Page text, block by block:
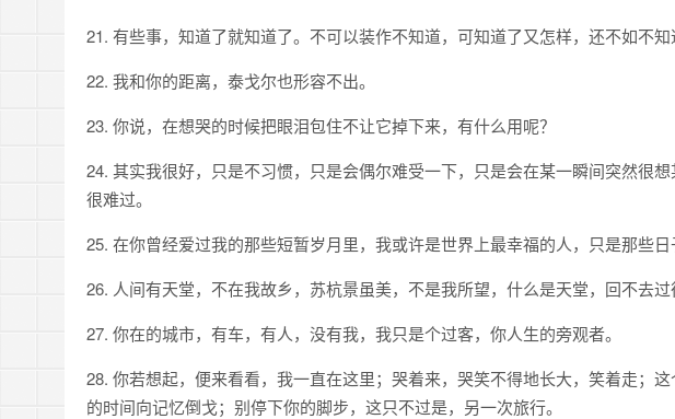
21. 有些事，知道了就知道了。不可以装作不知道，可知道了又怎样，还不如不知
22. 我和你的距离，泰戈尔也形容不出。
23. 你说，在想哭的时候把眼泪包住不让它掉下来，有什么用呢？
24. 其实我很好，只是不习惯，只是会偶尔难受一下，只是会在某一瞬间突然很
很难过。
25. 在你曾经爱过我的那些短暂岁月里，我或许是世界上最幸福的人，只是那些日
26. 人间有天堂，不在我故乡，苏杭景虽美，不是我所望，什么是天堂，回不去过
27. 你在的城市，有车，有人，没有我，我只是个过客，你人生的旁观者。
28. 你若想起，便来看看，我一直在这里；哭着来，哭笑不得地长大，笑着走；
的时间向记忆倒戈；别停下你的脚步，这只不过是，另一次旅行。